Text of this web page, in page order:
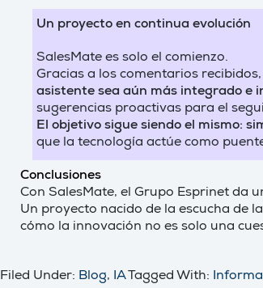
Un proyecto en continua evolución
SalesMate es solo el comienzo.
Gracias a los comentarios recibidos,
asistente sea aún más integrado e
sugerencias proactivas para el
El objetivo sigue siendo el mismo:
que la tecnología actúe como
Conclusiones
Con SalesMate, el Grupo Esprinet da
Un proyecto nacido de la escucha de
cómo la innovación no es solo una
Filed Under: Blog, IA Tagged With: